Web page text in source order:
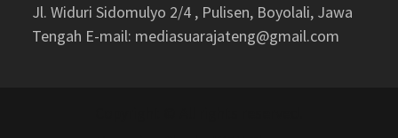
Jl. Widuri Sidomulyo 2/4 , Pulisen, Boyolali, Jawa
Tengah E-mail: mediasuarajateng@gmail.com